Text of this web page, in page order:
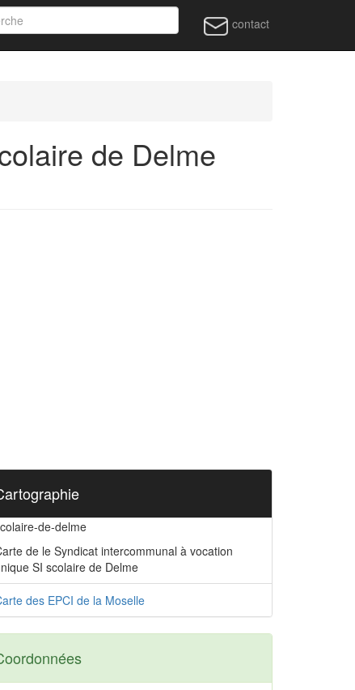
contact
de Delme
de-delme
de le Syndicat intercommunal à vocation
SI scolaire de Delme
des EPCI de la Moselle